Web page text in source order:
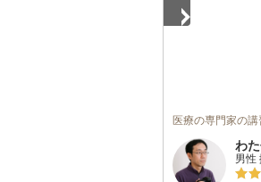
医療の専門家の
わ
男性